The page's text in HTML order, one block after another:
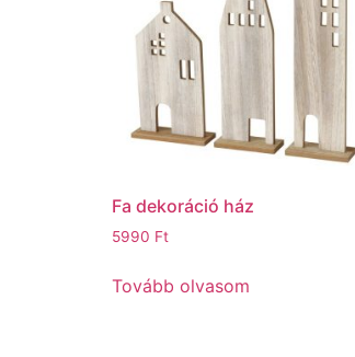
Fa dekoráció ház
5990 Ft
Tovább olvasom